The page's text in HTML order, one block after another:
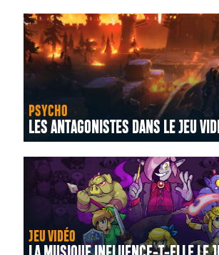
PSYCHO
LES ANTAGONISTES DANS LE JEU
JEU VIDÉO